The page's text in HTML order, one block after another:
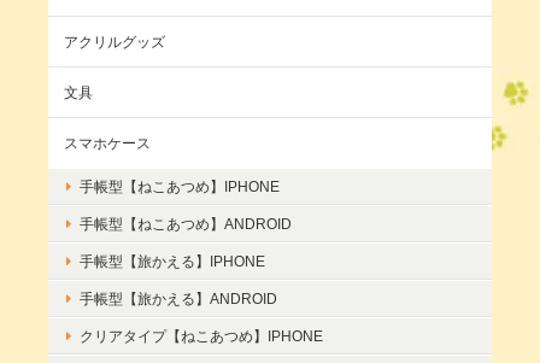
アクリルグッズ
文具
スマホケース
手帳型【ねこあつめ】IPHONE
手帳型【ねこあつめ】ANDROID
手帳型【旅かえる】IPHONE
手帳型【旅かえる】ANDROID
クリアタイプ【ねこあつめ】IPHONE